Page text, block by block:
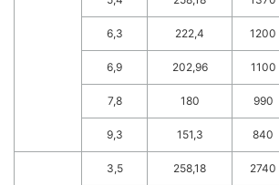
6,3 222,4 1200
6,9 202,96 1100
7,8 180 990
9,3 151,3 840
3,5 258,18 2740